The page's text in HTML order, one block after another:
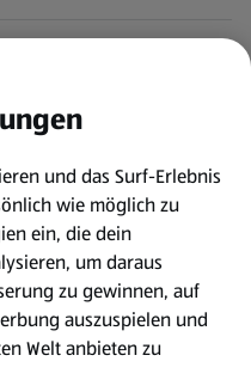
und das Surf-Erlebnis
wie möglich zu
ein, die dein
um daraus
zu gewinnen, auf
auszuspielen und
Welt anbieten zu